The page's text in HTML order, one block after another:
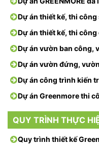
Dự án thiết kế, thi công
Dự án thiết kế, thi công
Dự án vườn ban công,
Dự án vườn đứng,
Dự án công trình kiến
Dự án Greenmore thi
QUY TRÌNH THỰC
Quy trình thiết kế